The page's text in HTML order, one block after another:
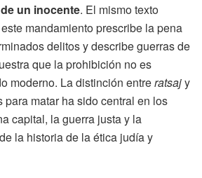
un inocente. El mismo texto
mandamiento prescribe la pena
delitos y describe guerras de
que la prohibición no es
moderno. La distinción entreratsajy
para matar ha sido central en los
capital, la guerra justa y la
la historia de la ética judía y